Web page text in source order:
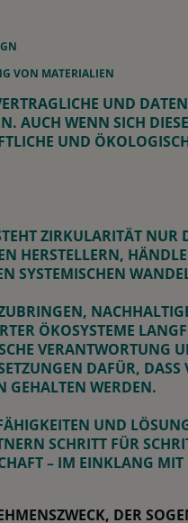
VON MATERIALIEN
UND
AUCH WENN SICH
UND
ZIRKULARITÄT
HERSTELLERN,
SYSTEMISCHEN
ÖKOSYSTEME
VERANTWORTUNG
DAFÜR, DASS
GEHALTEN WERDEN.
UND
SCHRITT FÜR
– IM EINKLANG
DER